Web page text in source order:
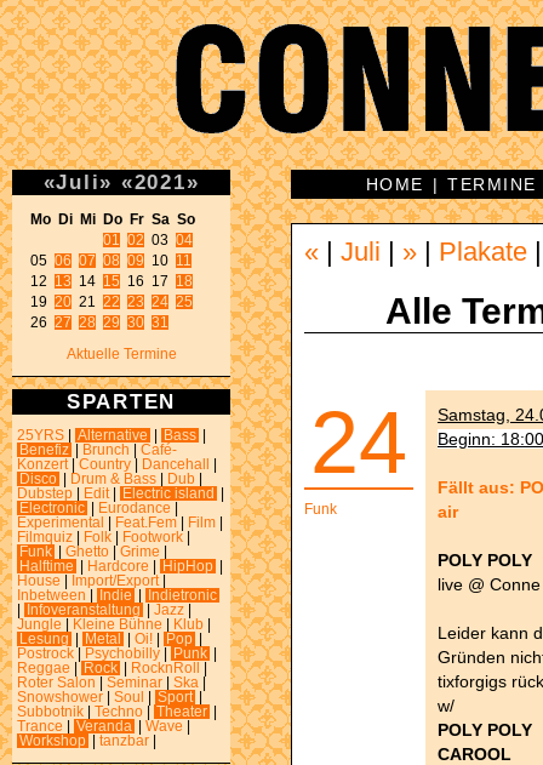
«Juli» «2021»
Mo Di Mi Do Fr Sa So
01
02 03 04
05 06 07 08 09 10 11
12 13 14 15 16 17 18
19 20 21 22 23 24 25
26 27 28 29 30 31
Aktuelle Termine
SPARTEN
25YRS Alternative Bass
Benefiz
Brunch
Café-
Konzert
Country Dancehall
Disco
Drum & Bass Dub
Dubstep
Edit Electric island
Electronic
Eurodance
Experimental
Feat.Fem Film
Filmquiz
Folk Footwork
Funk
Ghetto Grime
Halftime
Hardcore HipHop
House
Import/Export
Inbetween
Indie
Indietronic
Infoveranstaltung Jazz
Jungle
Kleine Bühne Klub
Lesung
Metal Oi! Pop
Postrock
Psychobilly Punk
Reggae
Rock RocknRoll
Roter Salon
Seminar Ska
Snowshower
Soul Sport
Subbotnik
Techno Theater
Trance
Veranda Wave
Workshop
tanzbar
HOME |TERMINE
« Juli » Plakate
Alle
24
Funk
Samstag,
Beginn:
Fällt aus:
air
POLY POLY
live @
Leider kann
Gründen
tixforgigs
w/
POLY POLY
CAROOL